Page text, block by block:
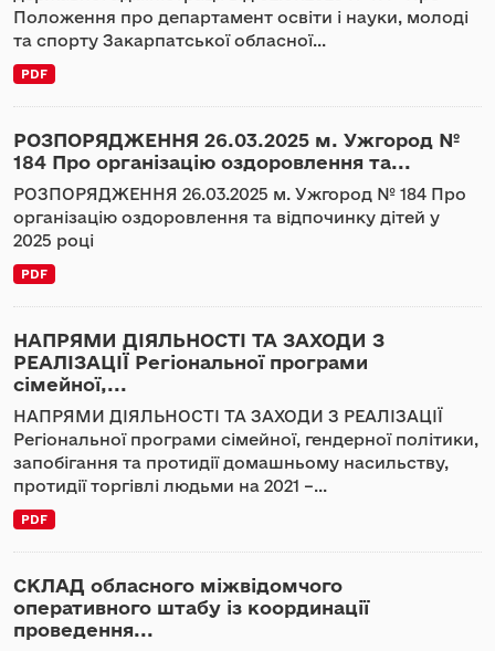
Положення про департамент освіти і науки, молоді
та спорту Закарпатської обласної...
PDF
РОЗПОРЯДЖЕННЯ 26.03.2025 м. Ужгород №
184 Про організацію оздоровлення та...
РОЗПОРЯДЖЕННЯ 26.03.2025 м. Ужгород № 184 Про
організацію оздоровлення та відпочинку дітей у
2025 році
PDF
НАПРЯМИ ДІЯЛЬНОСТІ ТА ЗАХОДИ З
РЕАЛІЗАЦІЇ Регіональної програми
сімейної,...
НАПРЯМИ ДІЯЛЬНОСТІ ТА ЗАХОДИ З РЕАЛІЗАЦІЇ
Регіональної програми сімейної, гендерної політики,
запобігання та протидії домашньому насильству,
протидії торгівлі людьми на 2021 –...
PDF
СКЛАД обласного міжвідомчого
оперативного штабу із координації
проведення...